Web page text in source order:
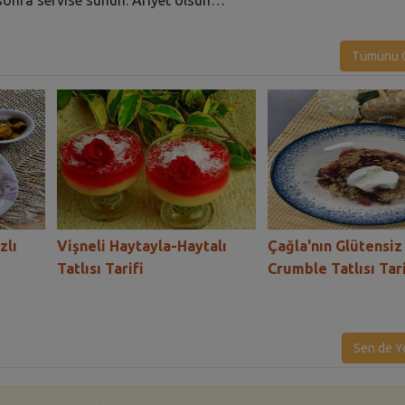
Tümünü
Vişneli Haytayla-Haytalı
Tatlısı Tarifi
Çağla'nın
Crumble Tatlısı
Sen de